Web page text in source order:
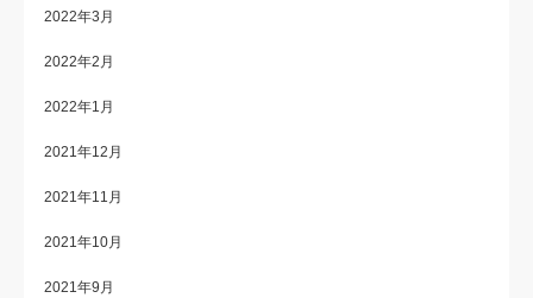
2022年3月
2022年2月
2022年1月
2021年12月
2021年11月
2021年10月
2021年9月